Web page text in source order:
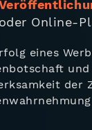
oder Online-
eines
der